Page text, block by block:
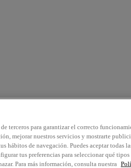
terceros para garantizar el correcto
mejorar nuestros servicios y mostrarte
hábitos de navegación. Puedes aceptar todas
tus preferencias para seleccionar qué tipos
Para más información, consulta nuestra